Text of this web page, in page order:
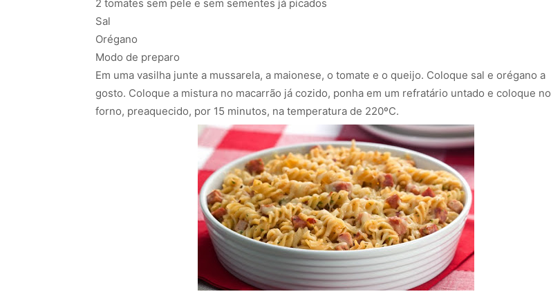
2 tomates sem pele e sem sementes já picados
Sal
Orégano
Modo de preparo
Em uma vasilha junte a mussarela, a maionese, o tomate e o queijo. Coloque sal e orégano a
gosto. Coloque a mistura no macarrão já cozido, ponha em um refratário untado e coloque no
forno, preaquecido, por 15 minutos, na temperatura de 220ºC.